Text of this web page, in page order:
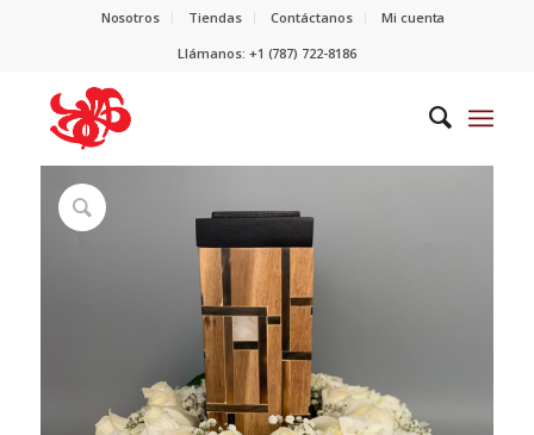
Nosotros Tiendas Contáctanos
Mi cuenta
Llámanos: +1 (787) 722-8186